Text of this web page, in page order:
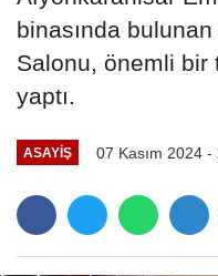
binasında
Salonu, önemli bir
yaptı.
ASAYIŞ 07 Kasım 2024 -